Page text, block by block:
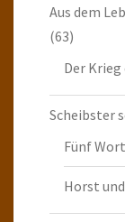
Aus dem
(63)
Der
Scheibster
Fünf
Horst